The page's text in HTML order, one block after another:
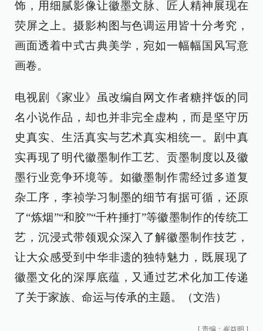
饰，用细腻影像让徽墨文脉、匠人精神展现在
荧屏之上。摄影构图与色调运用皆十分考究，
画面透着中式古典美学，宛如一幅幅国风写意
画卷。
电视剧《家业》虽改编自网文作者糖拌饭的同
名小说作品，却也并非完全虚构，而是坚守历
史真实、生活真实与艺术真实相统一。剧中真
实再现了明代徽墨制作工艺、贡墨制度以及徽
墨行业竞争环境等。如徽墨制作需经过多道复
杂工序，李祯学习制墨的细节有据可循，还原
了“炼烟”“和胶”“千杵捶打”等徽墨制作的传统工
艺，沉浸式带领观众深入了解徽墨制作技艺，
让大众感受到中华非遗的独特魅力，既展现了
徽墨文化的深厚底蕴，又通过艺术化加工传递
了关于家族、命运与传承的主题。（文浩）
[ 责编：崔益明 ]